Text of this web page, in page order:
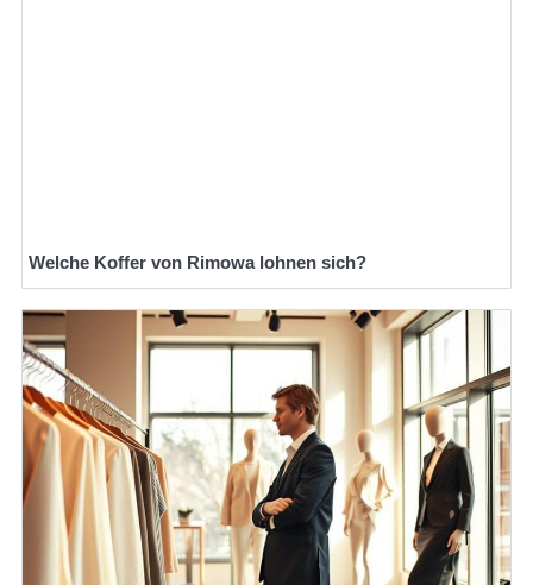
Welche Koffer von Rimowa lohnen sich?